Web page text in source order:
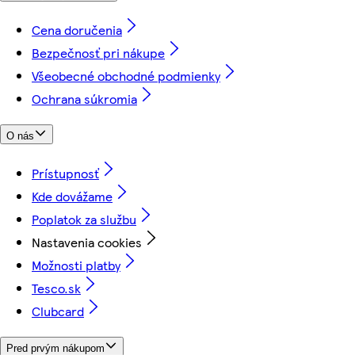
Cena doručenia
Bezpečnosť pri nákupe
Všeobecné obchodné podmienky
Ochrana súkromia
O nás
Prístupnosť
Kde dovážame
Poplatok za službu
Nastavenia cookies
Možnosti platby
Tesco.sk
Clubcard
Pred prvým nákupom